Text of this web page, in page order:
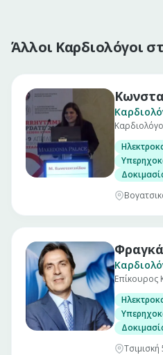
Άλλοι Καρδιολόγοι
Επίκουρος
Τσιμισκή